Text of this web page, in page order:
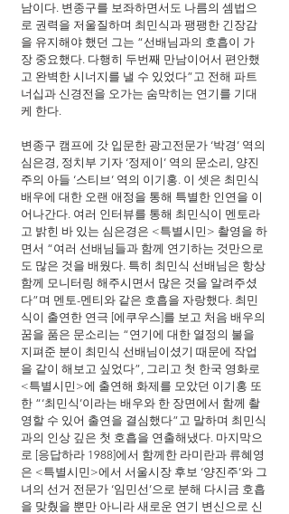
남이다. 변종구를 보좌하면서도 나름의 셈법으
로 권력을 저울질하며 최민식과 팽팽한 긴장감
을 유지해야 했던 그는 “선배님과의 호흡이 가
장 중요했다. 다행히 두번째 만남이어서 편안했
고 완벽한 시너지를 낼 수 있었다”고 전해 파트
너십과 신경전을 오가는 숨막히는 연기를 기대
케 한다.
변종구 캠프에 갓 입문한 광고전문가 ‘박경’ 역의
심은경, 정치부 기자 ‘정제이’ 역의 문소리, 양진
주의 아들 ‘스티브’ 역의 이기홍. 이 셋은 최민식
배우에 대한 오랜 애정을 통해 특별한 인연을 이
어나간다. 여러 인터뷰를 통해 최민식이 멘토라
고 밝힌 바 있는 심은경은 <특별시민> 촬영을 하
면서 “여러 선배님들과 함께 연기하는 것만으로
도 많은 것을 배웠다. 특히 최민식 선배님은 항상
함께 모니터링 해주시면서 많은 것을 알려주셨
다”며 멘토-멘티와 같은 호흡을 자랑했다. 최민
식이 출연한 연극 [에쿠우스]를 보고 처음 배우의
꿈을 품은 문소리는 “연기에 대한 열정의 불을
지펴준 분이 최민식 선배님이셨기 때문에 작업
을 같이 해보고 싶었다”, 그리고 첫 한국 영화로
<특별시민>에 출연해 화제를 모았던 이기홍 또
한 “‘최민식’이라는 배우와 한 장면에서 함께 촬
영할 수 있어 출연을 결심했다”고 말하며 최민식
과의 인상 깊은 첫 호흡을 연출해냈다. 마지막으
로 [응답하라 1988]에서 함께한 라미란과 류혜영
은 <특별시민>에서 서울시장 후보 ‘양진주’와 그
녀의 선거 전문가 ‘임민선’으로 분해 다시금 호흡
을 맞췄을 뿐만 아니라 새로운 연기 변신으로 신